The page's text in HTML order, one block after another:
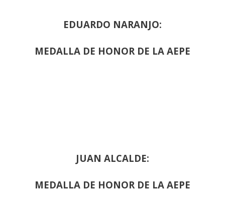
EDUARDO NARANJO:
MEDALLA DE HONOR DE LA AEPE
JUAN ALCALDE:
MEDALLA DE HONOR DE LA AEPE